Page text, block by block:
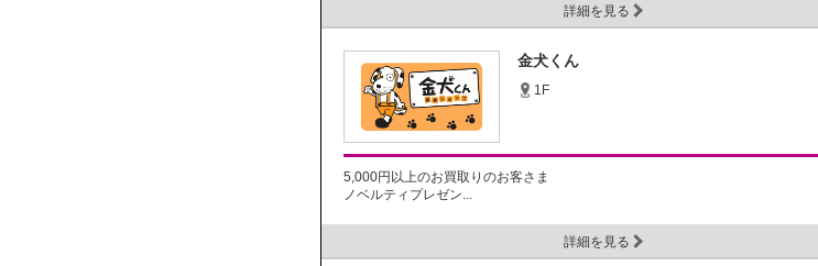
詳細を見る
金犬くん
1F
5,000円以上のお買取りのお客さま
ノベルティプレゼン...
詳細を見る